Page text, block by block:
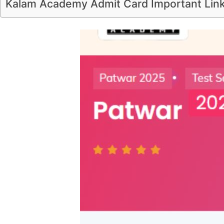
Kalam Academy Admit Card Important